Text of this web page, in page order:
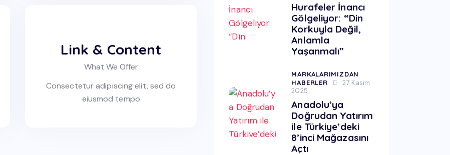
Link & Content
What We Offer
Consectetur adipiscing elit, sed do
eiusmod tempo
Hurafeler İnancı
Gölgeliyor: “Din
Korkuyla Değil,
Anlamla
Yaşanmalı”
MARKALARIMIZDAN
HABERLER
27 Kasım
2025
Anadolu’ya
Doğrudan Yatırım
ile Türkiye’deki
8’inci Mağazasını
Açtı